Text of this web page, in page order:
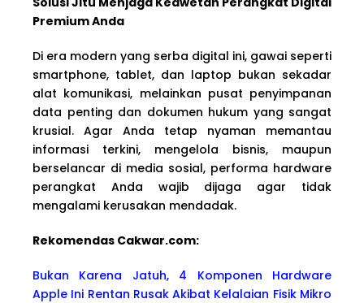
Premium Anda
Di era modern yang serba digital ini, gawai seperti
smartphone, tablet, dan laptop bukan sekadar
alat komunikasi, melainkan pusat penyimpanan
data penting dan dokumen hukum yang sangat
krusial. Agar Anda tetap nyaman memantau
informasi terkini, mengelola bisnis, maupun
berselancar di media sosial, performa hardware
perangkat Anda wajib dijaga agar tidak
mengalami kerusakan mendadak.
Rekomendas Cakwar.com:
Bukan Karena Jatuh, 4 Komponen Hardware
Apple Ini Rentan Rusak Akibat Kelalaian Fisik Mikro